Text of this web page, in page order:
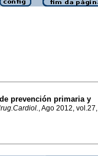
prevención primaria y
, Ago 2012, vol.27,